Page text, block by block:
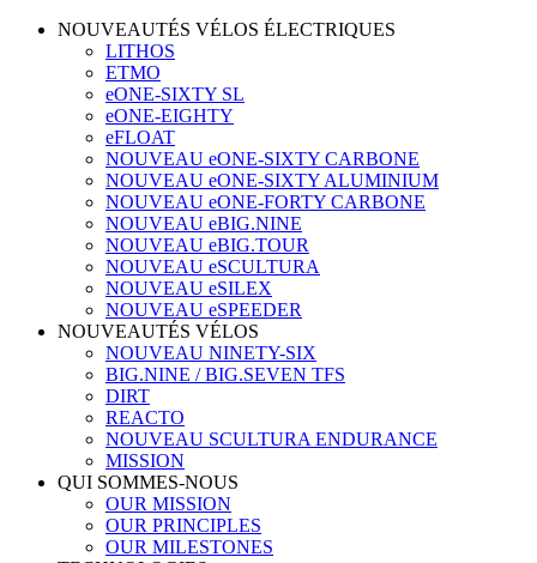
NOUVEAUTÉS VÉLOS ÉLECTRIQUES
LITHOS
ETMO
eONE-SIXTY SL
eONE-EIGHTY
eFLOAT
NOUVEAU eONE-SIXTY CARBONE
NOUVEAU eONE-SIXTY ALUMINIUM
NOUVEAU eONE-FORTY CARBONE
NOUVEAU eBIG.NINE
NOUVEAU eBIG.TOUR
NOUVEAU eSCULTURA
NOUVEAU eSILEX
NOUVEAU eSPEEDER
NOUVEAUTÉS VÉLOS
NOUVEAU NINETY-SIX
BIG.NINE / BIG.SEVEN TFS
DIRT
REACTO
NOUVEAU SCULTURA ENDURANCE
MISSION
QUI SOMMES-NOUS
OUR MISSION
OUR PRINCIPLES
OUR MILESTONES